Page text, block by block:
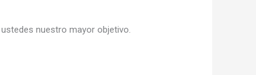
nuestro mayor objetivo.